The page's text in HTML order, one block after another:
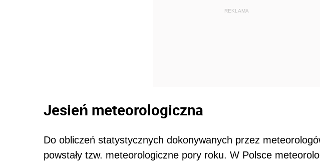
REKLAMA
Jesień meteorologiczna
Do obliczeń statystycznych dokonywanych przez
powstały tzw. meteorologiczne pory roku. W Polsce